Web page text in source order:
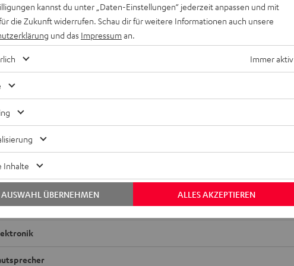
Ohrhörer einzeln links
kannst du unter „Daten-Einstellungen“ jederzeit anpassen und mit
die Zukunft widerrufen. Schau dir für weitere Informationen auch unsere
und das Impressum an.
Immer aktiv
Inhalte
ALLES AKZEPTIEREN
AUSWAHL ÜBERNEHMEN